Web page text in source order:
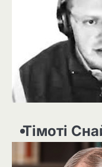
Тімоті